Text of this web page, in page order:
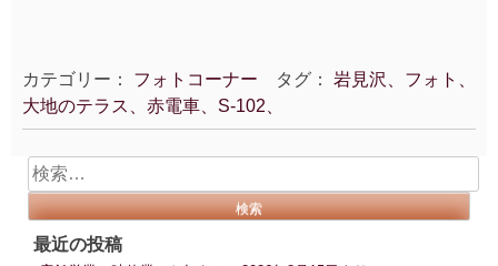
カテゴリー： フォトコーナー タグ： 岩見沢、フォト、
大地のテラス、赤電車、S-102、
検
索:
最近の投稿